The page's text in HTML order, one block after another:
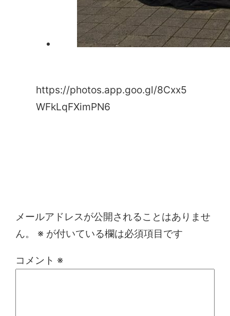
https://photos.app.goo.gl/8Cxx5
WFkLqFXimPN6
メールアドレスが公開されることはありませ
ん。
※ が付いている欄は必須項目です
コメント ※